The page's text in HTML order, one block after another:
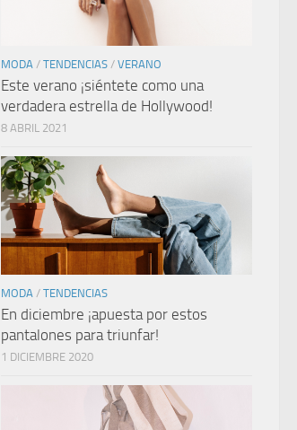
MODA / TENDENCIAS / VERANO
Este verano ¡siéntete como una
verdadera estrella de Hollywood!
8 ABRIL 2021
MODA / TENDENCIAS
En diciembre ¡apuesta por estos
pantalones para triunfar!
1 DICIEMBRE 2020